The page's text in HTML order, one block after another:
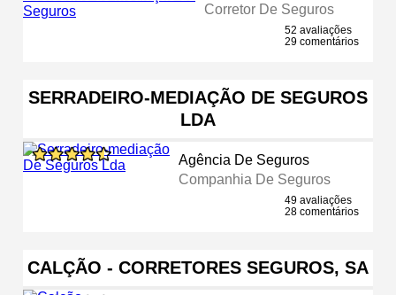
Corretor De Seguros
52 avaliações
29 comentários
SERRADEIRO-MEDIAÇÃO DE SEGUROS
LDA
Agência De Seguros
Companhia De Seguros
49 avaliações
28 comentários
CALÇÃO - CORRETORES SEGUROS, SA